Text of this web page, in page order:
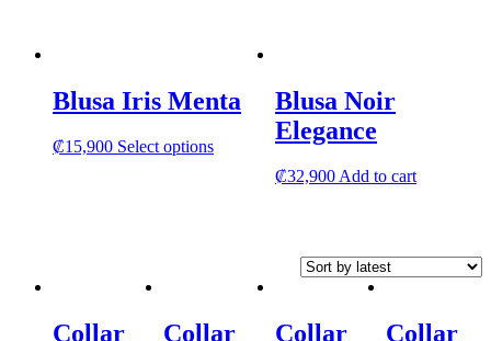
Blusa Iris Menta
₡15,900 Select optionsThis
Blusa Noir
Elegance
₡32,900Add to cart
Collar
Collar
Collar
Collar